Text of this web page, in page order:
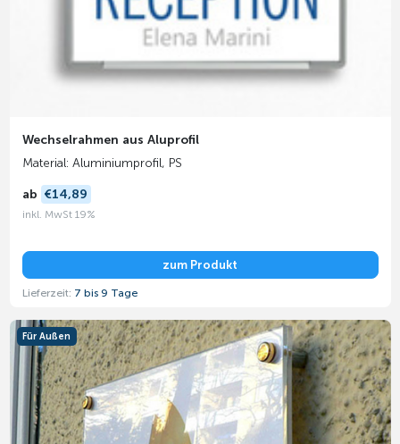
Wechselrahmen aus Aluprofil
Material: Aluminiumprofil, PS
ab €14,89
inkl. MwSt 19%
zum Produkt
Lieferzeit: 7 bis 9 Tage
Für Außen